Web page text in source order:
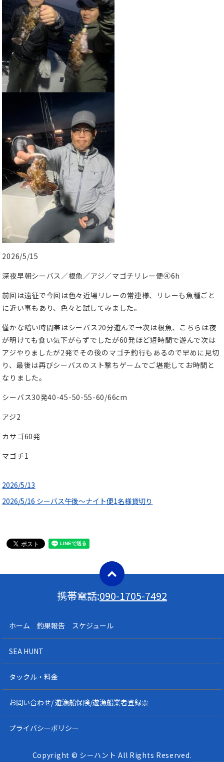
2026/5/15
深夜早朝シーバス／根魚／アジ／マゴチリレー便④6h
前回は遠征で今回は色々近場リレーの常連様、リレーも魚種ごと
に近い事もあり、色々と試してみました。
僅かな暗い時間帯はシーバス20分遊んで→次は根魚、こちらは夜
が明けても食い気下がらずでしたが60発ほど短時間で遊んで次は
アジやりましたが2発でその後のマゴチ釣行もあるので早めに見切
り、最後は再びシーバスのスト撃ちゲームでご堪能してお時間と
なりました。
シーバス30発40-45-50-55-60/66cm
アジ2
カサゴ60発
マゴチ1
2026/5/13
2026/5/16 シーバス午後〜ナイト便1名様貸切り
携帯電話:090-1705-7492
ホーム 釣果報告 スケジュール
SEA HUNT
タックル・料金
お問い合わせ/ 遊漁船保険/遊漁船業者登録票
プライバシーポリシー
Copyright © シーハント All Rights Reserved.